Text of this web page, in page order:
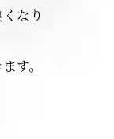
なり
す。